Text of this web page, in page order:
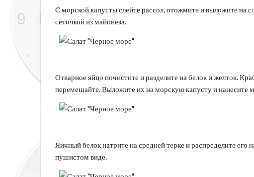
С морской капусты слейте рассол, отожмите и выложите на
сеточкой из майонеза.
Отварное яйцо почистите и разделите на белок и желток.
перемешайте. Выложите их на морскую капусту и нанесите
Яичный белок натрите на средней терке и распределите его
пушистом виде.